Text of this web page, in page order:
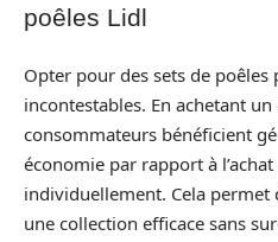
poêles Lidl
Opter pour des sets de poêles
incontestables. En achetant
consommateurs bénéficient
économie par rapport à
individuellement. Cela
une collection efficace sans